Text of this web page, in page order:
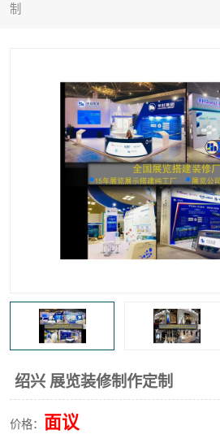
制
绍兴 展览装修制作定制
价格： 面议